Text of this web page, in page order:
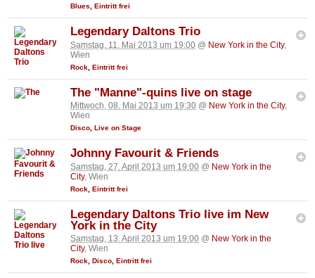
Blues, Eintritt frei
Legendary Daltons Trio
Samstag, 11. Mai 2013 um 19:00 @ New York in the City,
Wien
Rock Eintritt frei
The "Manne"-quins live on stage
Mittwoch, 08. Mai 2013 um 19:30 @ New York in the City,
Wien
Disco Live on Stage
Johnny Favourit & Friends
Samstag, 27. April 2013 um 19:00 @ New York in the
City, Wien
Rock Eintritt frei
Legendary Daltons Trio live im New
York in the City
Samstag, 13. April 2013 um 19:00 @ New York in the
City, Wien
Rock Disco Eintritt frei